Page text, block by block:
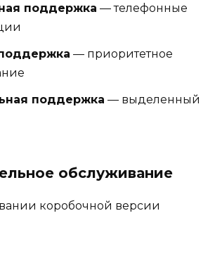
поддержка — телефонные
— приоритетное
поддержка — выделенный
обслуживание
коробочной версии